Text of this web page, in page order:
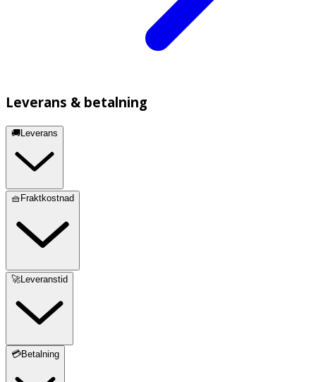
Leverans & betalning
🚚Leverans
🧺Fraktkostnad
🚀Leveranstid
💳Betalning